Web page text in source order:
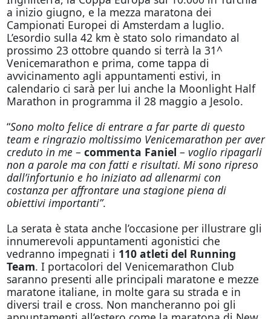
a inizio giugno, e la mezza maratona dei
Campionati Europei di Amsterdam a luglio.
L’esordio sulla 42 km è stato solo rimandato al
prossimo 23 ottobre quando si terrà la 31^
Venicemarathon e prima, come tappa di
avvicinamento agli appuntamenti estivi, in
calendario ci sarà per lui anche la Moonlight Half
Marathon in programma il 28 maggio a Jesolo.
“Sono molto felice di entrare a far parte di questo
team e ringrazio moltissimo Venicemarathon per aver
creduto in me– commenta Faniel – voglio ripagarli
non a parole ma con fatti e risultati. Mi sono ripreso
dall’infortunio e ho iniziato ad allenarmi con
costanza per affrontare una stagione piena di
obiettivi importanti”.
La serata è stata anche l’occasione per illustrare gli
innumerevoli appuntamenti agonistici che
vedranno impegnati i 110 atleti del Running
Team. I portacolori del Venicemarathon Club
saranno presenti alle principali maratone e mezze
maratone italiane, in molte gara su strada e in
diversi trail e cross. Non mancheranno poi gli